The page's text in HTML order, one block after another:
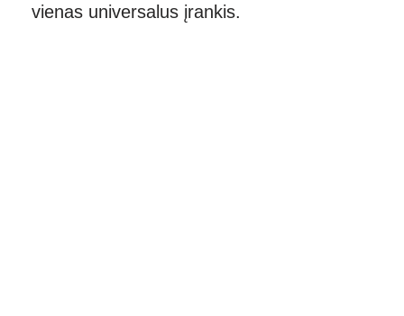
vienas universalus įrankis.